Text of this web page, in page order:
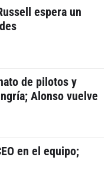
espera un
de pilotos y
Alonso vuelve
en el equipo;